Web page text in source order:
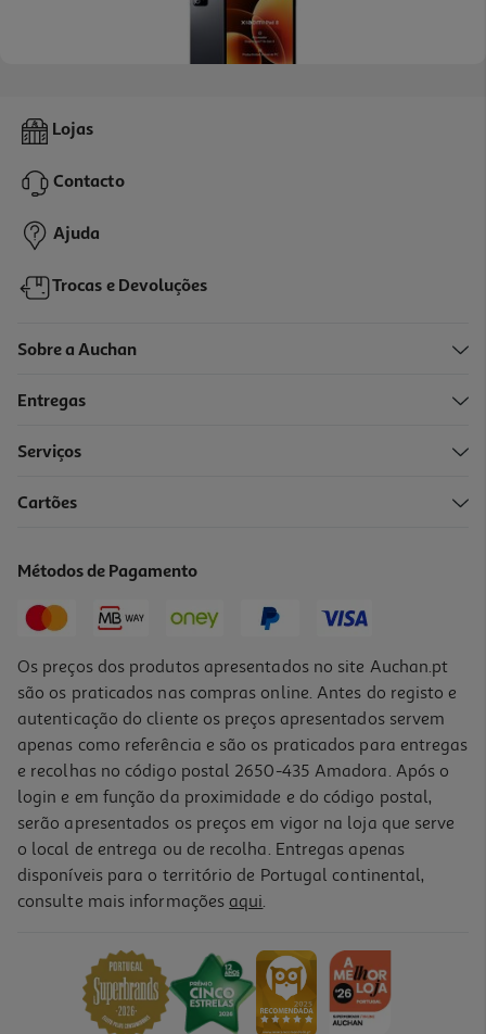
Tablet Xiaomi Pad 8 (11.2" 8gb/128gb Wi-Fi Gray)
399,99 €
Tablet Lenovo Idea Tab (11" Wuxga 8/256gb)
227,63 €
Lojas
Contacto
Ajuda
Trocas e Devoluções
Sobre a Auchan
Entregas
Serviços
Cartões
Métodos de Pagamento
Os preços dos produtos apresentados no site Auchan.pt
são os praticados nas compras online. Antes do registo e
autenticação do cliente os preços apresentados servem
apenas como referência e são os praticados para entregas
e recolhas no código postal 2650-435 Amadora. Após o
login e em função da proximidade e do código postal,
serão apresentados os preços em vigor na loja que serve
o local de entrega ou de recolha. Entregas apenas
disponíveis para o território de Portugal continental,
consulte mais informações aqui.